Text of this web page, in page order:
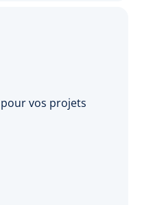
vos projets